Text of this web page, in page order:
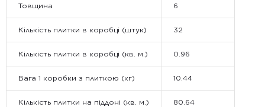
Товщина 6
Кількість плитки в коробці (штук) 32
Кількість плитки в коробці (кв. м.) 0.96
Вага 1 коробки з плиткою (кг) 10.44
Кількість плитки на піддоні (кв. м.) 80.64